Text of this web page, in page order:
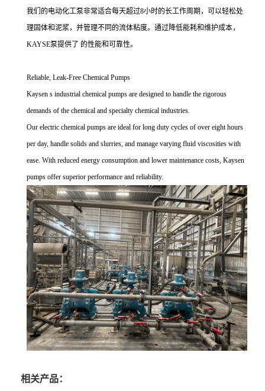
我们的电动化工泵非常适合每天超过8小时的长工作周期，可以轻松处
理固体和泥浆，并管理不同的流体粘度。通过降低能耗和维护成本，
KAYSE泵提供了 的性能和可靠性。
Reliable, Leak-Free Chemical Pumps
Kaysen s industrial chemical pumps are designed to handle the rigorous
demands of the chemical and specialty chemical industries.
Our electric chemical pumps are ideal for long duty cycles of over eight hours
per day, handle solids and slurries, and manage varying fluid viscosities with
ease. With reduced energy consumption and lower maintenance costs, Kaysen
pumps offer superior performance and reliability.
相关产品：